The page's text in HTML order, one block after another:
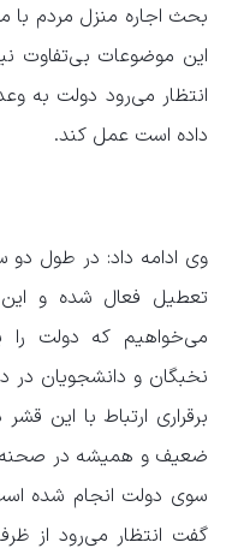
بحث اجاره منزل مردم
این موضوعات بی‌تفاوت
انتظار می‌رود دولت به
داده است عمل کند.
تعطیل فعال شده و این
می‌خواهیم که دولت را
نخبگان و دانشجویان در
برقراری ارتباط با این
ضعیف و همیشه در صحنه
سوی دولت انجام شده
گفت انتظار می‌رود از